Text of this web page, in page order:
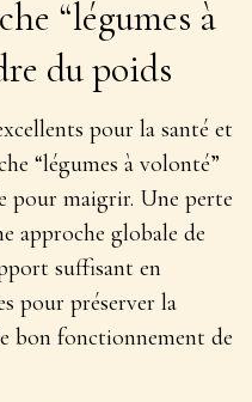
“légumes à
du poids
pour la santé et
“légumes à volonté”
pour maigrir. Une perte
approche globale de
suffisant en
pour préserver la
bon fonctionnement de